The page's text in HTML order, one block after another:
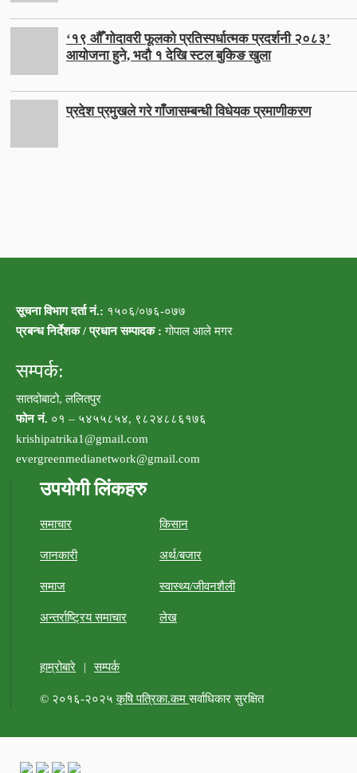
‘१९ औँ गोदावरी फूलको प्रतिस्पर्धात्मक प्रदर्शनी २०८३’
आयोजना हुने, भदौ १ देखि स्टल बुकिङ खुला
प्रदेश प्रमुखले गरे गाँजासम्बन्धी विधेयक प्रमाणीकरण
सूचना विभाग दर्ता नं.: १५०६/०७६-०७७
प्रबन्ध निर्देशक / प्रधान सम्पादक : गोपाल आले मगर
सम्पर्क:
सातदोबाटो, ललितपुर
फोन नं. ०१ – ५४५५८५४, ९८२४८८६१७६
krishipatrika1@gmail.com
evergreenmedianetwork@gmail.com
उपयोगी लिंकहरु
समाचार किसान
जानकारी अर्थ/बजार
समाज स्वास्थ्य/जीवनशैली
अन्तर्राष्ट्रिय समाचार लेख
हाम्रोबारे | सम्पर्क
© २०१६-२०२५कृषि पत्रिका.कमसर्वाधिकार सुरक्षित